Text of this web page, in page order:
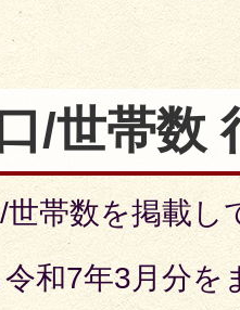
/世帯数
帯数を掲載し
和7年3月分を